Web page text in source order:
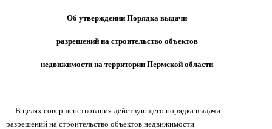
Об утверждении Порядка выдачи
разрешений на строительство объектов
недвижимости на территории Пермской области
В целях совершенствования действующего порядка выдачи
разрешений на строительство объектов недвижимости